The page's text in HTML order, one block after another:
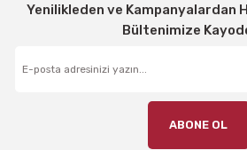
Yenilikleden ve Kampanyalardan
Bültenimize
ABONE OL